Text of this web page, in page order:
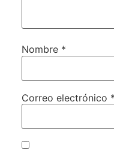
Nombre *
Correo electrónico *